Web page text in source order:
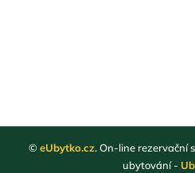
© eUbytko.cz. On-line rezervační
ubytování -